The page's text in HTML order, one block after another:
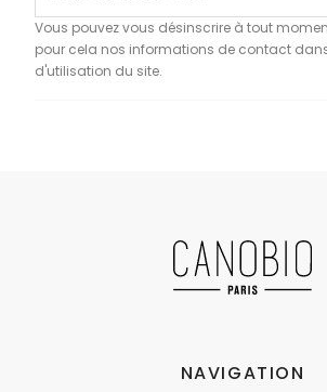
Vous pouvez vous désinscrire à tout
pour cela nos informations de contact
d'utilisation du site.
NAVIGATION